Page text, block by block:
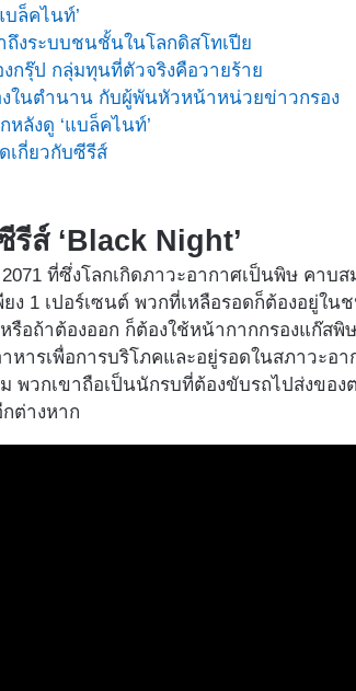
บล็คไนท์’
ถึงระบบชนชั้นในโลกดิสโทเปีย
กรุ๊ป กลุ่มทุนที่ตัวจริงคือวายร้าย
ในตำนาน กับผู้พันหัวหน้าหน่วยข่าวกรอง
หลังดู ‘แบล็คไนท์’
เกี่ยวกับซีรีส์
รีส์ ‘Black Night’
ที่ซึ่งโลกเกิดภาวะอากาศเป็นพิษ คาบ
ยง 1 เปอร์เซนต์ พวกที่เหลือรอดก็ต้องอยู่ใ
รือถ้าต้องออก ก็ต้องใช้หน้ากากกรองแก๊สพิ
หารเพื่อการบริโภคและอยู่รอดในสภาวะ
พวกเขาถือเป็นนักรบที่ต้องขับรถไปส่งของ
ต่างหาก